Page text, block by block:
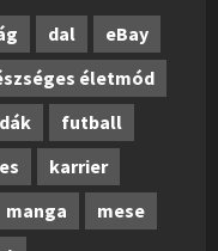
dal
eBay
életmód
futball
karrier
manga
mese